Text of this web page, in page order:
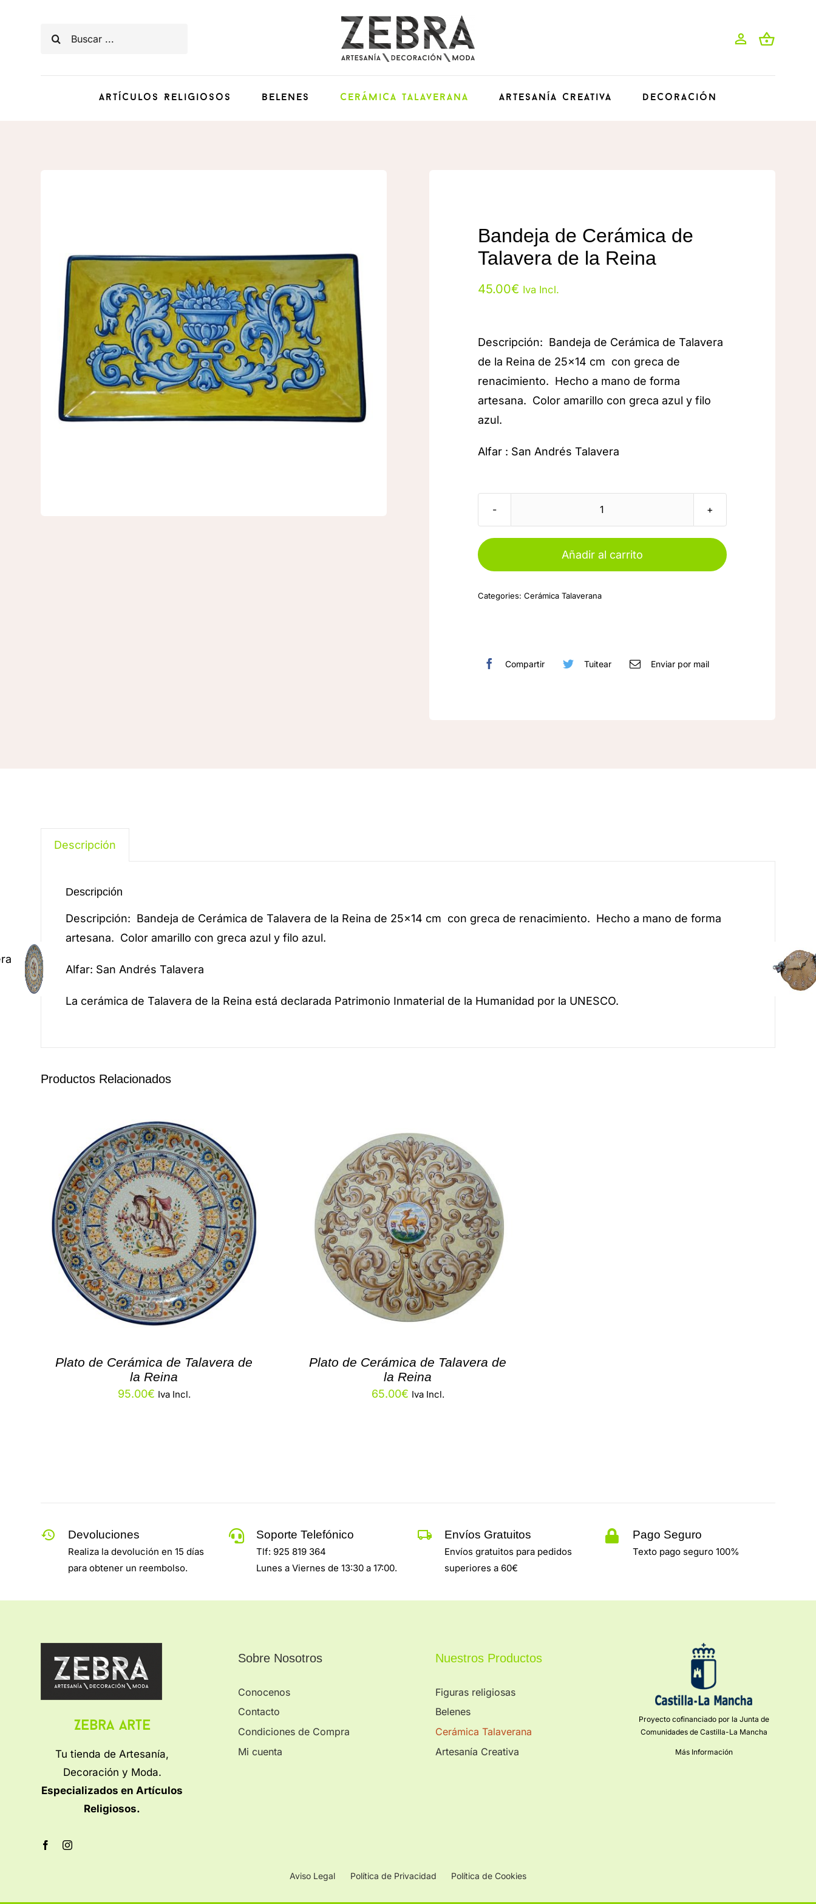
Buscar:
Artículos Religiosos Belenes Cerámica Talaverana Artesanía Creativa Decoración
Bandeja de Cerámica de
Talavera de la Reina
45.00€ Iva Incl.
Descripción: Bandeja de Cerámica de Talavera
de la Reina de 25×14 cm con greca de
renacimiento. Hecho a mano de forma
artesana. Color amarillo con greca azul y filo
azul.
Alfar : San Andrés Talavera
Bandeja
Cerámica
de
Añadir al carrito
Categories: Cerámica Talaverana
Compartir Tuitear Enviar por mail
Descripción
Descripción
Descripción: Bandeja de Cerámica de Talavera de la Reina de 25×14 cm con greca de renacimiento. Hecho a mano de forma
artesana. Color amarillo con greca azul y filo azul.
Alfar: San Andrés Talavera
La cerámica de Talavera de la Reina está declarada Patrimonio Inmaterial de la Humanidad por la UNESCO.
Productos Relacionados
Plato de Cerámica de Talavera de
la Reina
95.00€ Iva Incl.
Plato de Cerámica de Talavera de
la Reina
65.00€ Iva Incl.
Devoluciones
Realiza la devolución en 15 días
para obtener un reembolso.
Soporte Telefónico
Tlf: 925 819 364
Lunes a Viernes de 13:30 a 17:00.
Envíos Gratuitos
Envíos gratuitos para pedidos
superiores a 60€
Pago Seguro
Texto pago seguro 100%
Zebra Arte
Tu tienda de Artesanía,
Decoración y Moda.
Especializados en Artículos
Religiosos.
Sobre Nosotros
Conocenos
Contacto
Condiciones de Compra
Mi cuenta
Nuestros Productos
Figuras religiosas
Belenes
Cerámica Talaverana
Artesanía Creativa
Proyecto cofinanciado por la Junta de
Comunidades de Castilla-La Mancha
Más Información
Aviso Legal Política de Privacidad Política de Cookies